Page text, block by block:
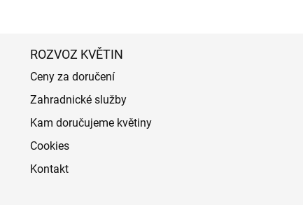
ROZVOZ KVĚTIN
Ceny za doručení
Zahradnické služby
Kam doručujeme květiny
Cookies
Kontakt